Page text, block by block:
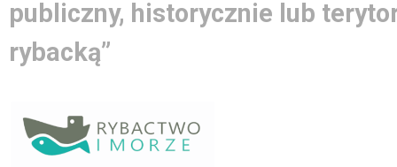
publiczny, historycznie lub
rybacką”